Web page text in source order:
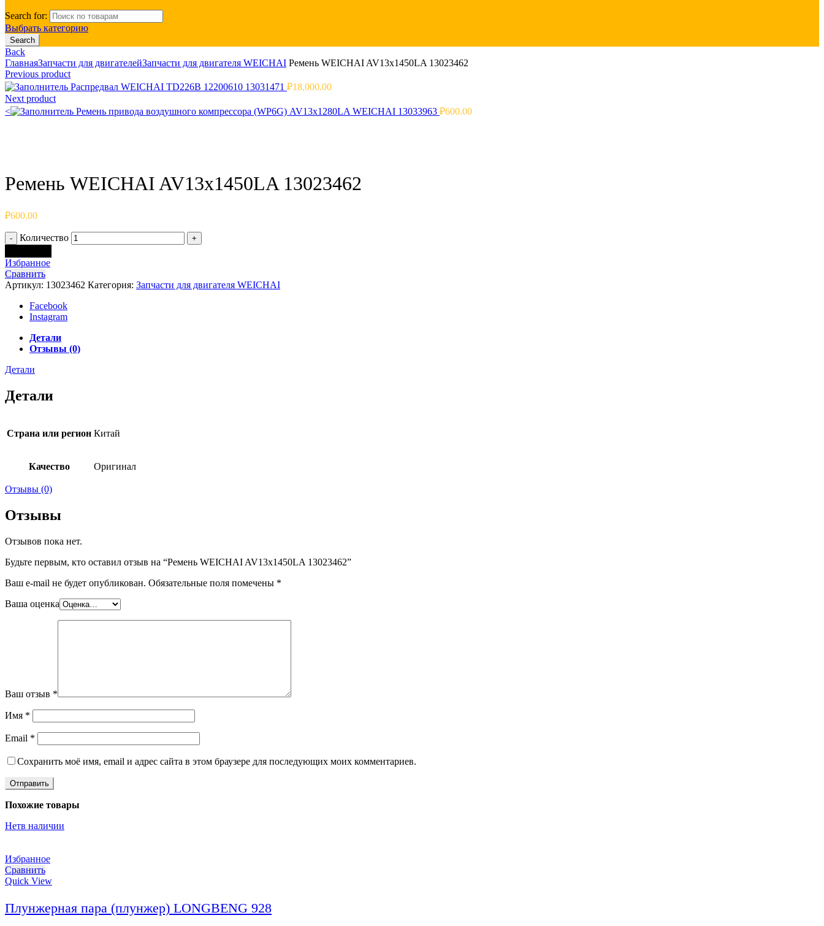
Search for:
Выбрать категорию
Search
Back
ГлавнаяЗапчасти для двигателейЗапчасти для двигателя WEICHAI Ремень WEICHAI AV13x1450LA 13023462
Previous product
Распредвал WEICHAI TD226B 12200610 13031471 ₽18,000.00
Next product
<
Ремень привода воздушного компрессора (WP6G) AV13x1280LA WEICHAI 13033963 ₽600.00
Ремень WEICHAI AV13x1450LA 13023462
₽600.00
Количество
Избранное
Сравнить
Артикул: 13023462 Категория: Запчасти для двигателя WEICHAI
Facebook
Instagram
Детали
Отзывы (0)
Детали
Детали
Страна или регион Китай
Качество Оригинал
Отзывы (0)
Отзывы
Отзывов пока нет.
Будьте первым, кто оставил отзыв на “Ремень WEICHAI AV13x1450LA 13023462”
Ваш e-mail не будет опубликован. Обязательные поля помечены *
Ваша оценка
Ваш отзыв *
Имя *
Email *
Сохранить моё имя, email и адрес сайта в этом браузере для последующих моих комментариев.
Похожие товары
Нетв наличии
Избранное
Сравнить
Quick View
Плунжерная пара (плунжер) LONGBENG 928